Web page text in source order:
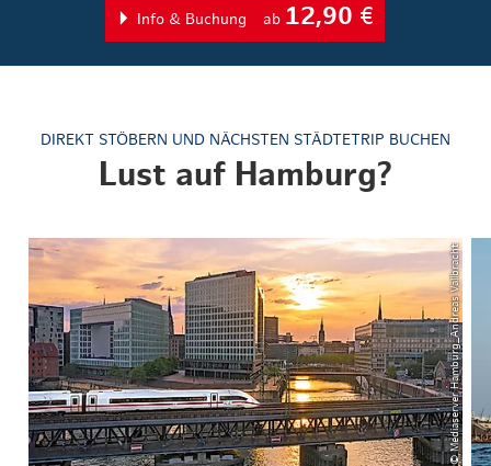
Info & Buchung ab 12,90 €
DIREKT STÖBERN UND NÄCHSTEN STÄDTETRIP BUCHEN
Lust auf Hamburg?
© Mediaserver Hamburg_Andreas Vallbracht